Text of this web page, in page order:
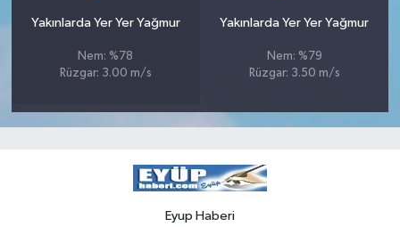
Yakınlarda Yer Yer Yağmur
Nem: %78
Rüzgar: 3.00 m/s
Yakınlarda Yer Yer Yağmur
Nem: %79
Rüzgar: 3.50 m/s
Eyup Haberi